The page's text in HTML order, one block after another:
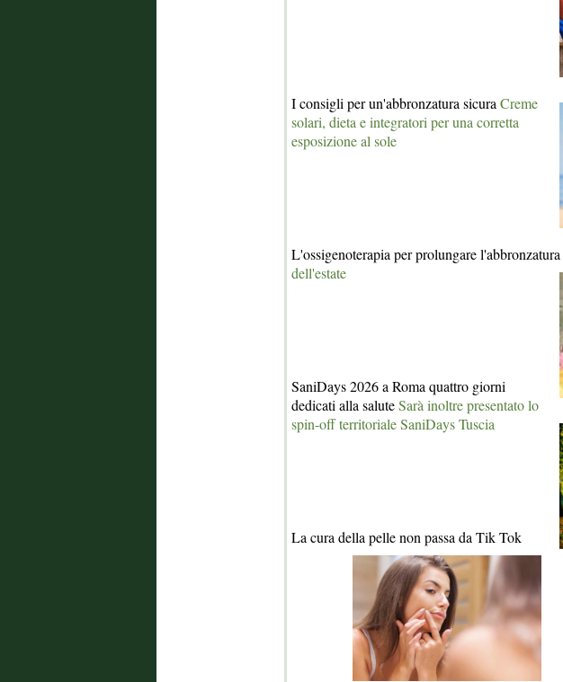
I consigli per un'abbronzatura sicura Creme
solari, dieta e integratori per una corretta
esposizione al sole
L'ossigenoterapia per prolungare l'abbronzatura
dell'estate
SaniDays 2026 a Roma quattro giorni
dedicati alla saluteSarà inoltre presentato lo
spin-off territoriale SaniDays Tuscia
La cura della pelle non passa da Tik Tok